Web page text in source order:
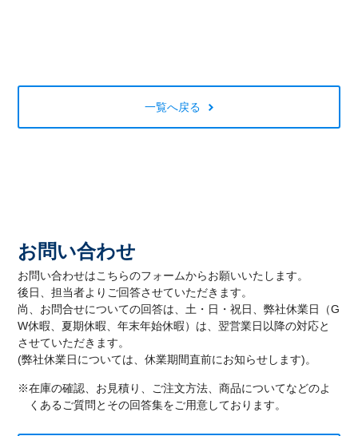
一覧へ戻る
お問い合わせ
お問い合わせはこちらのフォームからお願いいたします。
後日、担当者よりご回答させていただきます。
尚、お問合せについての回答は、土・日・祝日、弊社休業日（G
W休暇、夏期休暇、年末年始休暇）は、翌営業日以降の対応と
させていただきます。
(弊社休業日については、休業期間直前にお知らせします)。
※在庫の確認、お見積り、ご注文方法、商品についてなどのよ
くあるご質問とその回答集をご用意しております。